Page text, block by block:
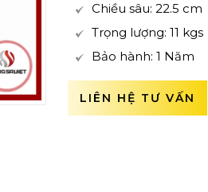
Chiều sâu: 22.5 cm
Trọng lượng: 11 kgs
Bảo hành: 1 Năm
LIÊN HỆ TƯ VẤN